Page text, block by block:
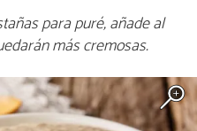
para puré, añade al
más cremosas.